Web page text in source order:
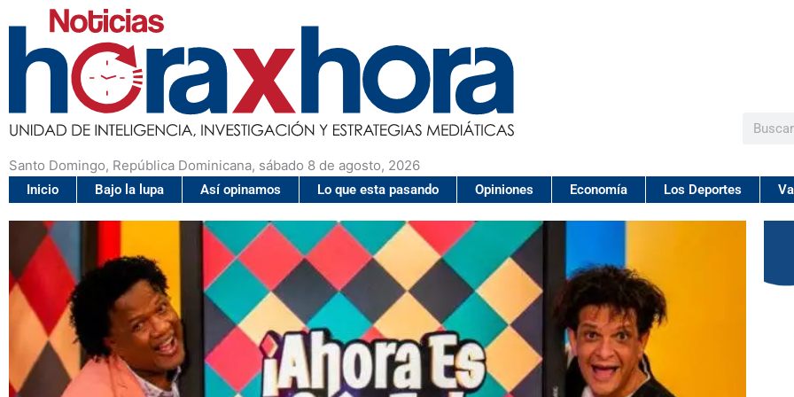
Santo Domingo, República Dominicana, sábado 8 de agosto, 2026
Buscar
Inicio Bajo la lupa Así opinamos Lo que esta pasando Opiniones Economía Los Deportes